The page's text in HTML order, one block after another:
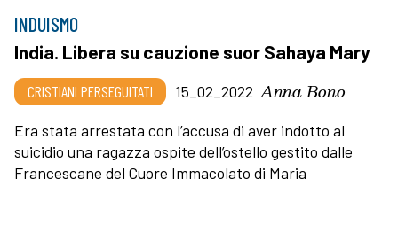
INDUISMO
India. Libera su cauzione suor Sahaya Mary
CRISTIANI PERSEGUITATI 15_02_2022 Anna Bono
Era stata arrestata con l’accusa di aver indotto al
suicidio una ragazza ospite dell’ostello gestito dalle
Francescane del Cuore Immacolato di Maria